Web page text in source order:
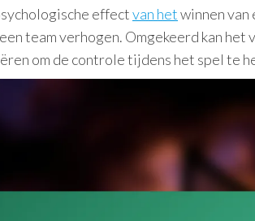
effectvan hetwinnen
team verhogen. Omgekeerd kan
om de controle tijdens het spel te